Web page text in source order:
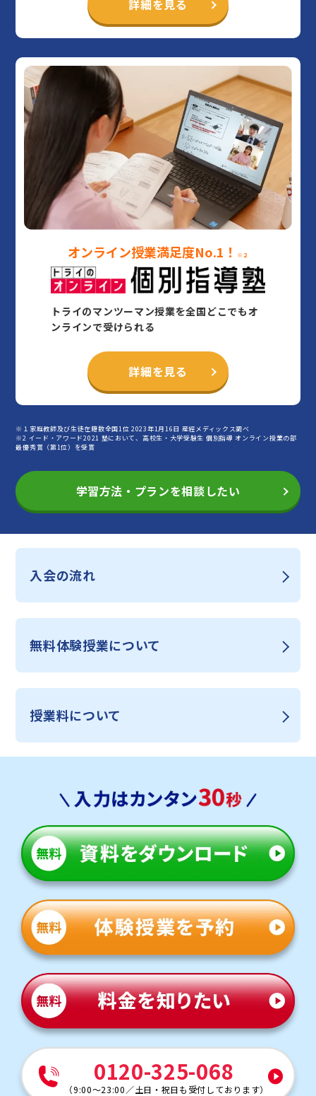
詳細を見る
オンライン授業満足度No.1！ ※２
トライのマンツーマン授業を全国どこでもオ
ンラインで受けられる
詳細を見る
※１家庭教師及び生徒在籍数全国1位 2023年1月16日 産經メディックス調べ
※2 イード・アワード2021 塾において、高校生・大学受験生 個別指導 オンライン授業の部
最優秀賞（第1位）を受賞
学習方法・プランを相談したい
入会の流れ
無料体験授業について
授業料について
0120-325-068
（9:00～23:00 ／土日・祝日も受付しております）